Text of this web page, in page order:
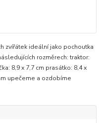
zvířátek ideální jako pochoutka
rozměrech: traktor:
8,9 x 7,7 cm prasátko: 8,4 x
upečeme a ozdobíme